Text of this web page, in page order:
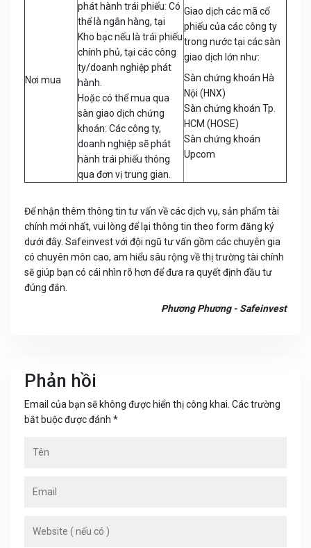
Nơi mua
phát hành trái phiếu: Có
thể là ngân hàng, tại
Kho bạc nếu là trái phiếu
chính phủ, tại các công
ty/doanh nghiệp phát
hành.
Hoặc có thể mua qua
sàn giao dịch chứng
khoán: Các công ty,
doanh nghiệp sẽ phát
hành trái phiếu thông
qua đơn vị trung gian.
Giao dịch các mã cổ
phiếu của các công ty
trong nước tại các sàn
giao dịch lớn như:
Sàn chứng khoán Hà
Nội (HNX)
Sàn chứng khoán Tp.
HCM (HOSE)
Sàn chứng khoán
Upcom
Để nhận thêm thông tin tư vấn về các dịch vụ, sản phẩm tài
chính mới nhất, vui lòng để lại thông tin theo form đăng ký
dưới đây. Safeinvest với đội ngũ tư vấn gồm các chuyên gia
có chuyên môn cao, am hiểu sâu rộng về thị trường tài chính
sẽ giúp bạn có cái nhìn rõ hơn để đưa ra quyết định đầu tư
đúng đắn.
Phương Phương - Safeinvest
Phản hồi
Email của bạn sẽ không được hiển thị công khai. Các trường
bắt buộc được đánh *